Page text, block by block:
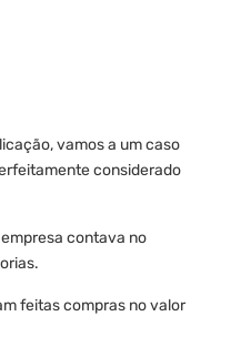
vamos a um caso
considerado
contava no
feitas compras no valor